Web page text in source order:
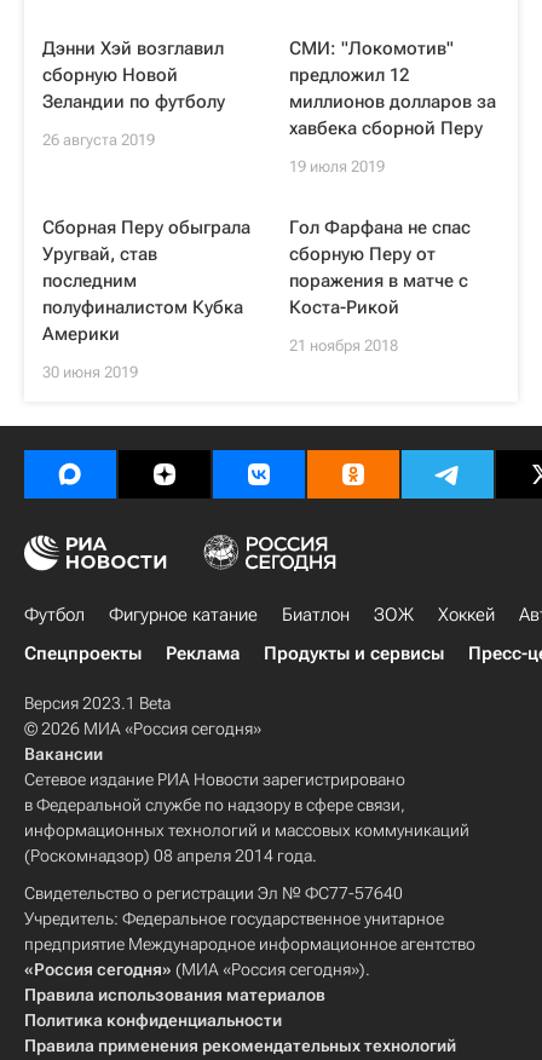
Дэнни Хэй возглавил
сборную Новой
Зеландии по футболу
26 августа 2019
СМИ: "Локомотив"
предложил 12
миллионов долларов за
хавбека сборной Перу
19 июля 2019
Сборная Перу обыграла
Уругвай, став
последним
полуфиналистом Кубка
Америки
30 июня 2019
Гол Фарфана не спас
сборную Перу от
поражения в матче с
Коста-Рикой
21 ноября 2018
Футбол Фигурное катание Биатлон ЗОЖ Хоккей
Спецпроекты
Реклама Продукты и сервисы Пресс-
Версия 2023.1 Beta
© 2026 МИА «Россия сегодня»
Вакансии
Сетевое издание РИА Новости зарегистрировано
в Федеральной службе по надзору в сфере связи,
информационных технологий и массовых коммуникаций
(Роскомнадзор) 08 апреля 2014 года.
Свидетельство о регистрации Эл № ФС77-57640
Учредитель: Федеральное государственное унитарное
предприятие Международное информационное агентство
«Россия сегодня» (МИА «Россия сегодня»).
Правила использования материалов
Политика конфиденциальности
Правила применения рекомендательных технологий